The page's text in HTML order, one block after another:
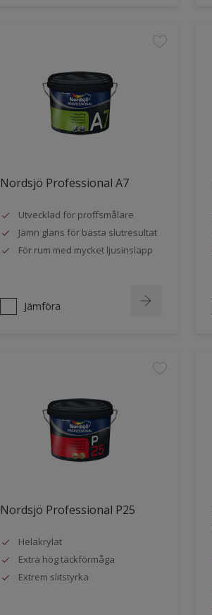
Nordsjö Professional A7
Utvecklad för proffsmålare
Jämn glans för bästa slutresultat
För rum med mycket ljusinsläpp
Jämföra
Nordsjö Professional P25
Helakrylat
Extra hög täckförmåga
Extrem slitstyrka